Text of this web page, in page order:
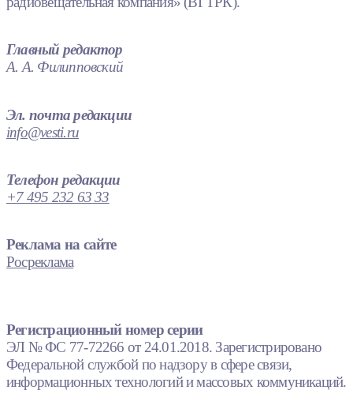
Главный редактор
А. А. Филипповский
Эл. почта редакции
info@vesti.ru
Телефон редакции
+7 495 232 63 33
Реклама на сайте
Росреклама
Регистрационный номер серии
ЭЛ № ФС 77-72266 от 24.01.2018. Зарегистрировано
Федеральной службой по надзору в сфере связи,
информационных технологий и массовых коммуникаций.